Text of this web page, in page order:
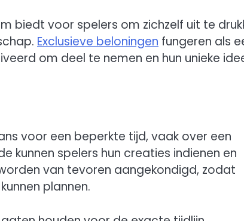
biedt voor spelers om zichzelf uit te
Exclusieve beloningen fungeren als
om deel te nemen en hun unieke
voor een beperkte tijd, vaak over een
kunnen spelers hun creaties indienen en
van tevoren aangekondigd, zodat
plannen.